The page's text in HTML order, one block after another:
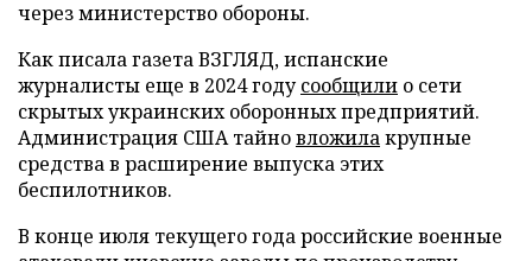
через министерство обороны.
Как писала газета ВЗГЛЯД, испанские
журналисты еще в 2024 годусообщили о сети
скрытых украинских оборонных предприятий.
Администрация США тайновложилакрупные
средства в расширение выпуска этих
беспилотников.
В конце июля текущего года российские военные